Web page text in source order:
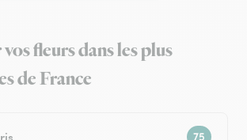
fleurs dans les plus
de France